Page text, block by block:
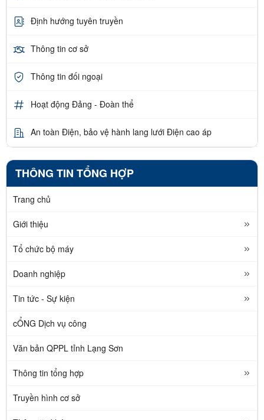
Định hướng tuyên truyền
Thông tin cơ sở
Thông tin đối ngoại
Hoạt động Đảng - Đoàn thể
An toàn Điện, bảo vệ hành lang lưới Điện cao áp
THÔNG TIN TỔNG HỢP
Trang chủ
Giới thiệu
Tổ chức bộ máy
Doanh nghiệp
Tin tức - Sự kiện
cỔNG Dịch vụ công
Văn bản QPPL tỉnh Lạng Sơn
Thông tin tổng hợp
Truyền hình cơ sở